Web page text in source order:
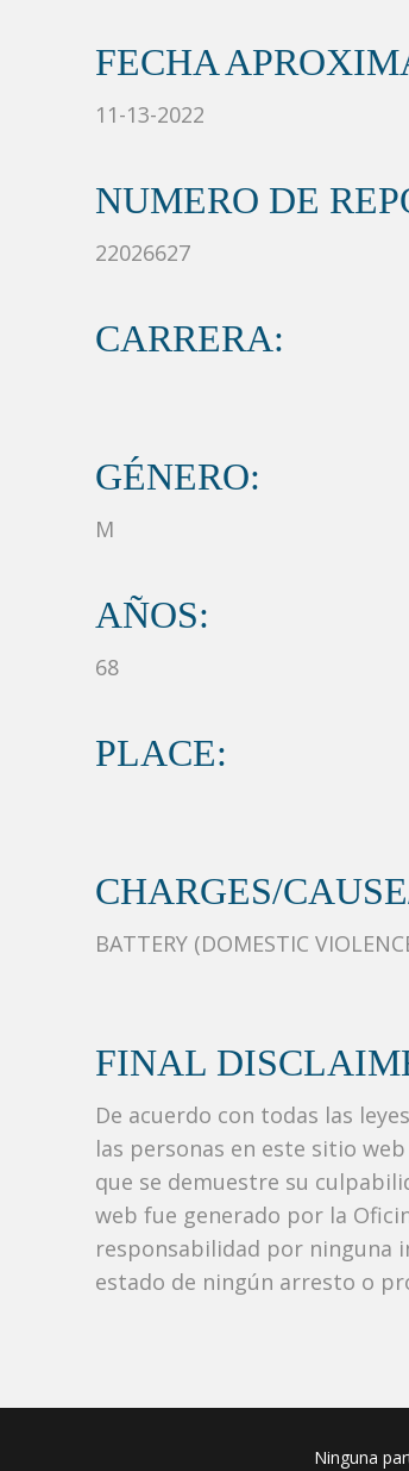
FECHA
11-13-2022
NUMERO DE
22026627
CARRERA:
GÉNERO:
M
AÑOS:
68
PLACE:
CHARGES/
BATTERY (DOMESTIC
FINAL
De acuerdo con todas las
las personas en este sitio
que se demuestre su
web fue generado por la
responsabilidad por ninguna
estado de ningún arresto o
Ninguna